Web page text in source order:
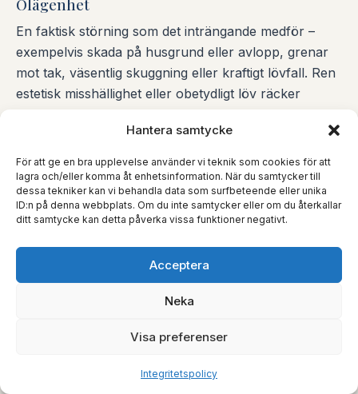
Hantera samtycke
För att ge en bra upplevelse använder vi teknik som cookies för att
lagra och/eller komma åt enhetsinformation. När du samtycker till
dessa tekniker kan vi behandla data som surfbeteende eller unika
ID:n på denna webbplats. Om du inte samtycker eller om du återkallar
ditt samtycke kan detta påverka vissa funktioner negativt.
Acceptera
Neka
Visa preferenser
Integritetspolicy
Olägenhet
En faktisk störning som det inträngande medför –
exempelvis skada på husgrund eller avlopp, grenar
mot tak, väsentlig skuggning eller kraftigt lövfall. Ren
estetisk misshällighet eller obetydligt löv räcker
Skada av betydelse
Sådan risk för skada på trädet som gör att
åtgärden. Typiskt vid borttagande av grov gren,
kapning av huvudrot eller åtgärd som kan döda
Allmän hänsynsregel